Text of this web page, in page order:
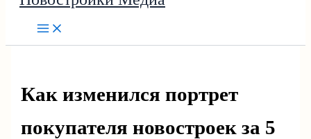
Как изменился портрет
покупателя новостроек за 5